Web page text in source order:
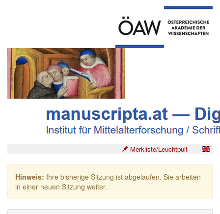
Merkliste/Leuchtpult
Hinweis: Ihre bisherige Sitzung ist abgelaufen. Sie arbeiten
in einer neuen Sitzung weiter.